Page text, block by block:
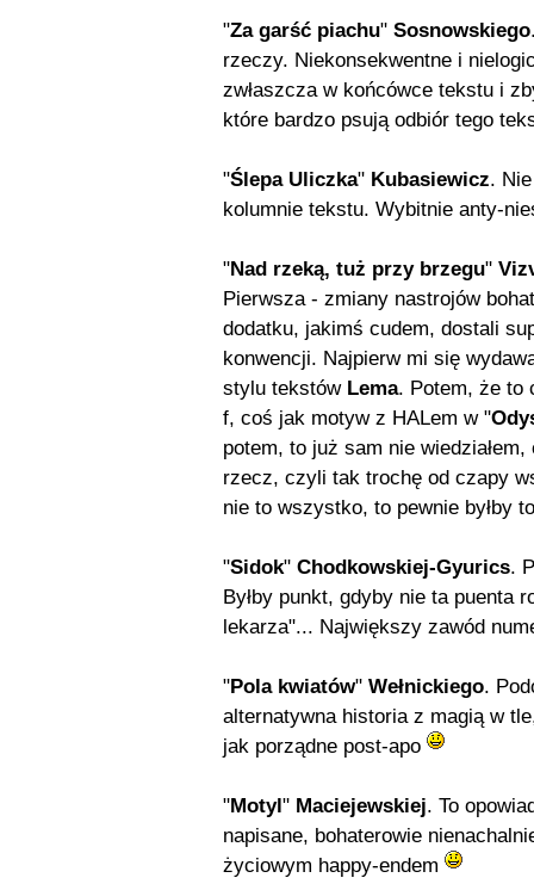
"Za garść piachu" Sosnowskiego
rzeczy. Niekonsekwentne i
zwłaszcza w końcówce tekstu i
które bardzo psują odbiór tego
"Ślepa Uliczka" Kubasiewicz.
kolumnie tekstu. Wybitnie anty-
"Nad rzeką, tuż przy brzegu"
Pierwsza - zmiany nastrojów
dodatku, jakimś cudem, dostali
konwencji. Najpierw mi się
stylu tekstów Lema. Potem, że to
f, coś jak motyw z HALem w "
potem, to już sam nie
rzecz, czyli tak trochę od czapy
nie to wszystko, to pewnie byłby
"Sidok" Chodkowskiej-Gyurics.
Byłby punkt, gdyby nie ta puenta
lekarza"... Największy zawód
"Pola kwiatów" Wełnickiego.
alternatywna historia z magią w
jak porządne post-apo
"Motyl" Maciejewskiej. To
napisane, bohaterowie
życiowym happy-endem